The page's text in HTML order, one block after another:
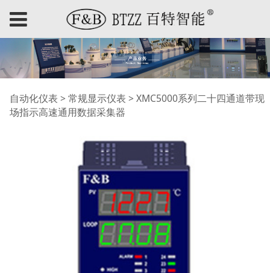
XMC5000系列二十四通
道带现场指示高速通用
数据采集器
自动化仪表 > 常规显示仪表 > XMC5000系列二十四通道带现
场指示高速通用数据采集器